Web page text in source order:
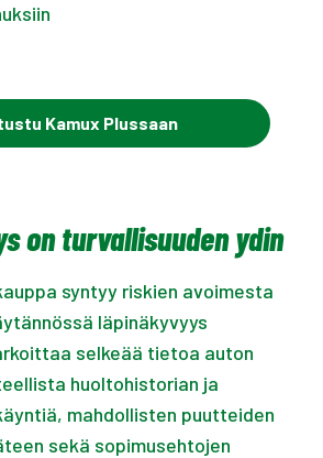
Kamux Plussaan
on turvallisuuden ydin
syntyy riskien avoimesta
läpinäkyvyys
selkeää tietoa auton
huoltohistorian ja
mahdollisten puutteiden
sekä sopimusehtojen